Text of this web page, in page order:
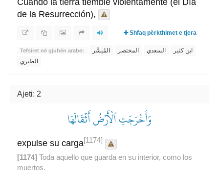
de la Resurrección),
Shfaq përkthimet e tjera
Tefsiret në gjuhën arabe: المُيسَّر المختصر السعدي
ابن كثير
الطبري
Ajeti: 2
وَأَخۡرَجَتِ ٱلۡأَرۡضُ أَثۡقَالَهَا
expulse su carga[1174]
[1174] Toda aquello que guarda en su interior, como los
muertos.